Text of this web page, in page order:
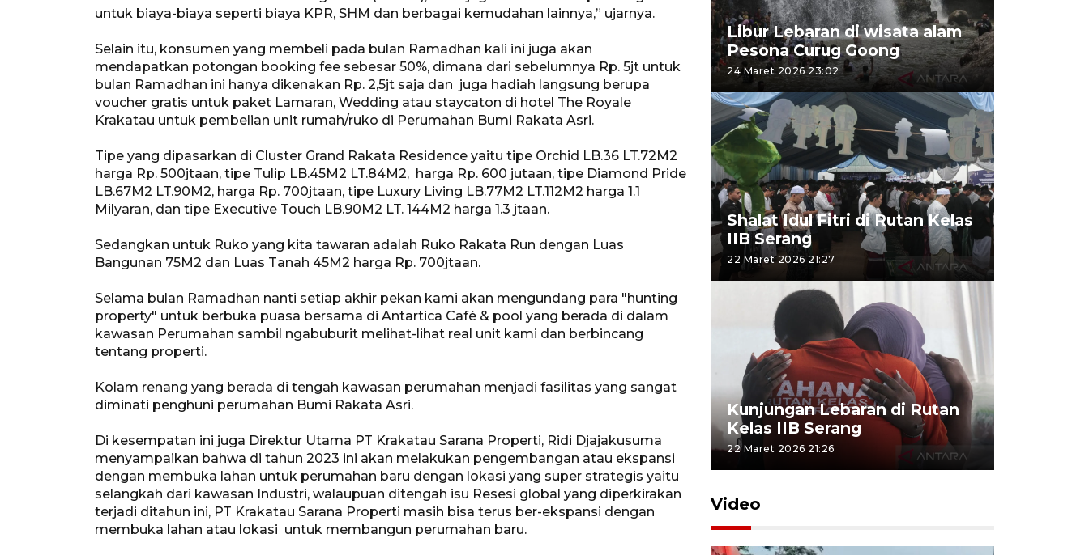
untuk biaya-biaya seperti biaya KPR, SHM dan berbagai kemudahan lainnya,” ujarnya.
Selain itu, konsumen yang membeli pada bulan Ramadhan kali ini juga akan
mendapatkan potongan booking fee sebesar 50%, dimana dari sebelumnya Rp. 5jt untuk
bulan Ramadhan ini hanya dikenakan Rp. 2,5jt saja dan juga hadiah langsung berupa
voucher gratis untuk paket Lamaran, Wedding atau staycaton di hotel The Royale
Krakatau untuk pembelian unit rumah/ruko di Perumahan Bumi Rakata Asri.
Tipe yang dipasarkan di Cluster Grand Rakata Residence yaitu tipe Orchid LB.36 LT.72M2
harga Rp. 500jtaan, tipe Tulip LB.45M2 LT.84M2, harga Rp. 600 jutaan, tipe Diamond Pride
LB.67M2 LT.90M2, harga Rp. 700jtaan, tipe Luxury Living LB.77M2 LT.112M2 harga 1.1
Milyaran, dan tipe Executive Touch LB.90M2 LT. 144M2 harga 1.3 jtaan.
Sedangkan untuk Ruko yang kita tawaran adalah Ruko Rakata Run dengan Luas
Bangunan 75M2 dan Luas Tanah 45M2 harga Rp. 700jtaan.
Selama bulan Ramadhan nanti setiap akhir pekan kami akan mengundang para "hunting
property" untuk berbuka puasa bersama di Antartica Café & pool yang berada di dalam
kawasan Perumahan sambil ngabuburit melihat-lihat real unit kami dan berbincang
tentang properti.
Kolam renang yang berada di tengah kawasan perumahan menjadi fasilitas yang sangat
diminati penghuni perumahan Bumi Rakata Asri.
Di kesempatan ini juga Direktur Utama PT Krakatau Sarana Properti, Ridi Djajakusuma
menyampaikan bahwa di tahun 2023 ini akan melakukan pengembangan atau ekspansi
dengan membuka lahan untuk perumahan baru dengan lokasi yang super strategis yaitu
selangkah dari kawasan Industri, walaupuan ditengah isu Resesi global yang diperkirakan
terjadi ditahun ini, PT Krakatau Sarana Properti masih bisa terus ber-ekspansi dengan
membuka lahan atau lokasi untuk membangun perumahan baru.
Libur Lebaran di wisata alam
Pesona Curug Goong
24 Maret 2026 23:02
Shalat Idul Fitri di Rutan Kelas
IIB Serang
22 Maret 2026 21:27
Kunjungan Lebaran di Rutan
Kelas IIB Serang
22 Maret 2026 21:26
Video